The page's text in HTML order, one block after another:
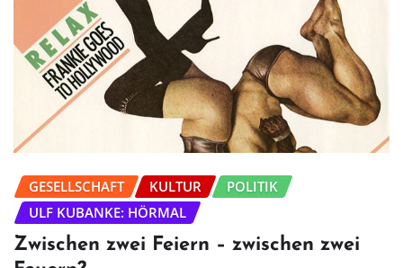
GESELLSCHAFT KULTUR
POLITIK
ULF KUBANKE: HÖRMAL
Zwischen zwei Feiern – zwischen zwei